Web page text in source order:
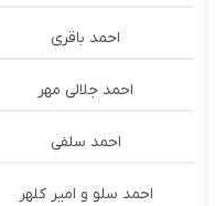
احمد باقری
احمد جلالی مهر
احمد سلفی
احمد سلو و امیر کلهر